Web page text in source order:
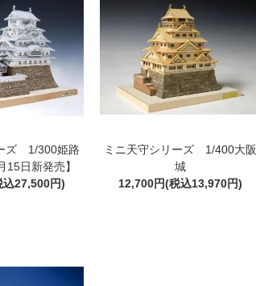
ズ 1/300姫路
15日新発売】
27,500円)
ミニ天守シリーズ 1/400大阪
城
12,700円(税込13,970円)